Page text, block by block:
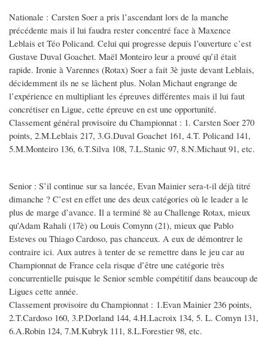
Nationale : Carsten Soer a pris l’ascendant lors de la manche
précédente mais il lui faudra rester concentré face à Maxence
Leblais et Téo Policand. Celui qui progresse depuis l’ouverture c’est
Gustave Duval Goachet. Maël Monteiro leur a prouvé qu’il était
rapide. Ironie à Varennes (Rotax) Soer a fait 3è juste devant Leblais,
décidemment ils ne se lâchent plus. Nolan Michaut engrange de
l’expérience en multipliant les épreuves différentes mais il lui faut
concrétiser en Ligue, cette épreuve en est une opportunité.
Classement général provisoire du Championnat : 1. Carsten Soer 270
points, 2.M.Leblais 217, 3.G.Duval Goachet 161, 4.T. Policand 141,
5.M.Monteiro 136, 6.T.Silva 108, 7.L.Stanic 97, 8.N.Michaut 91, etc.
Senior : S’il continue sur sa lancée, Evan Mainier sera-t-il déjà titré
dimanche ? C’est en effet une des deux catégories où le leader a le
plus de marge d’avance. Il a terminé 8è au Challenge Rotax, mieux
qu’Adam Rahali (17è) ou Louis Comynn (21), mieux que Pablo
Esteves ou Thiago Cardoso, pas chanceux. A eux de démontrer le
contraire ici. Aux autres à tenter de se remettre dans le jeu car au
Championnat de France cela risque d’être une catégorie très
concurrentielle puisque le Senior semble compétitif dans beaucoup de
Ligues cette année.
Classement provisoire du Championnat : 1.Evan Mainier 236 points,
2.T.Cardoso 160, 3.P.Dorland 144, 4.H.Lacroix 134, 5. L. Comyn 131,
6.A.Robin 124, 7.M.Kubryk 111, 8.L.Forestier 98, etc.